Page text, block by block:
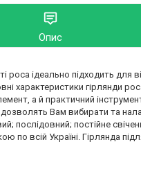
Опис
роса ідеально підходить
характеристики гірлянди
а й практичний
Вам вибирати та
послідовний; постійне
по всій Україні. Гірлянда